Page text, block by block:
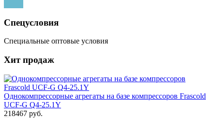
Спецусловия
Специальные оптовые условия
Хит продаж
Однокомпрессорные агрегаты на базе компрессоров Frascold
UCF-G Q4-25.1Y
218467 руб.